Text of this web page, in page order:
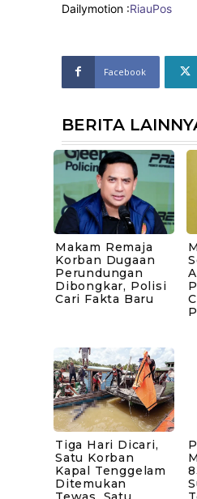
Dailymotion :RiauPos
Facebook
BERITA
Makam Remaja
Korban Dugaan
Perundungan
Dibongkar, Polisi
Cari Fakta Baru
Tiga Hari Dicari,
Satu Korban
Kapal Tenggelam
Ditemukan